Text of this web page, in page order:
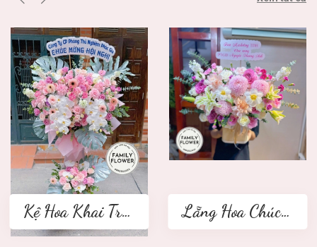
Kệ Hoa Khai Trương 2 tầng Lẵng Hoa Chúc Mừng